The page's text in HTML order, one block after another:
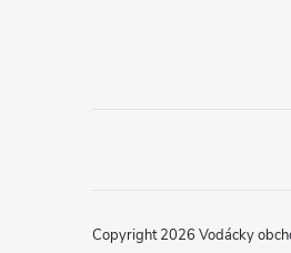
Copyright 2026 Vodácky